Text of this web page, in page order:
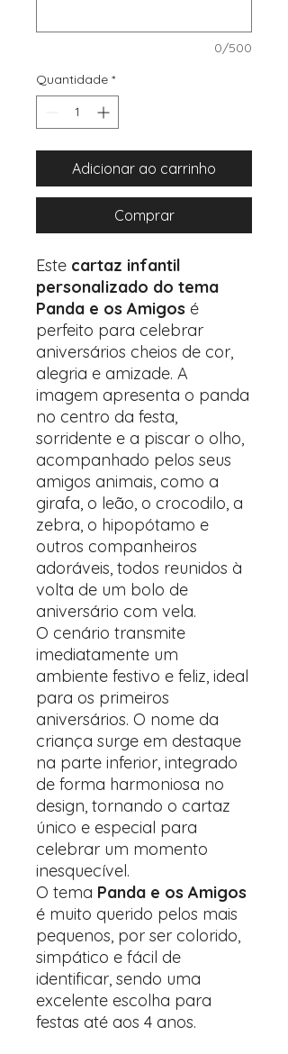
0/500
Quantidade *
Adicionar ao carrinho
Comprar
Este cartaz infantil
personalizado do tema
Panda e os Amigos é
perfeito para celebrar
aniversários cheios de cor,
alegria e amizade. A
imagem apresenta o panda
no centro da festa,
sorridente e a piscar o olho,
acompanhado pelos seus
amigos animais, como a
girafa, o leão, o crocodilo, a
zebra, o hipopótamo e
outros companheiros
adoráveis, todos reunidos à
volta de um bolo de
aniversário com vela.
O cenário transmite
imediatamente um
ambiente festivo e feliz, ideal
para os primeiros
aniversários. O nome da
criança surge em destaque
na parte inferior, integrado
de forma harmoniosa no
design, tornando o cartaz
único e especial para
celebrar um momento
inesquecível.
O tema Panda e os Amigos
é muito querido pelos mais
pequenos, por ser colorido,
simpático e fácil de
identificar, sendo uma
excelente escolha para
festas até aos 4 anos.